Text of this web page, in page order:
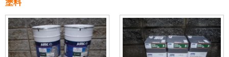
塗料